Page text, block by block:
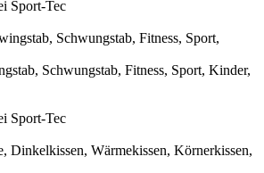
Sport-Tec
Schwungstab, Fitness, Sport, Kinder,
Sport-Tec